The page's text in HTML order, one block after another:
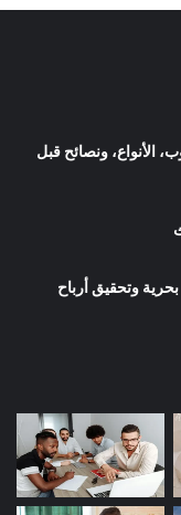
الأنواع، ونصائح قبل
بحرية وتحقيق أرباح